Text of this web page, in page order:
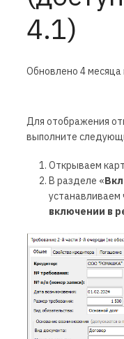
4.1)
Обновлено 4 месяца
Для отображения
выполните
Открываем
В разделе «
устанавливаем
включении в